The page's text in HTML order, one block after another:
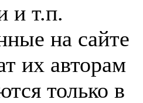
и т.п.
на сайте
их авторам
только в